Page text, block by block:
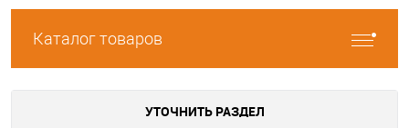
Каталог товаров
УТОЧНИТЬ РАЗДЕЛ